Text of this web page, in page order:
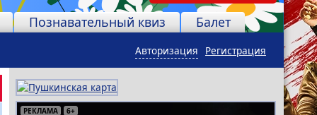
Познавательный квиз Балет
Регистрация
Авторизация
РЕКЛАМА 6+
РЕКЛАМА 16+
РЕКЛАМА 12+
РЕКЛАМА 6+
РЕКЛАМА 12+
РЕКЛАМА 18+
РЕКЛАМА 0+